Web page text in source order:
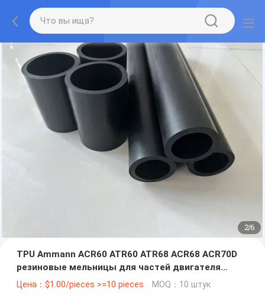
2/6
TPU Ammann ACR60 ATR60 ATR68 ACR68 ACR70D
резиновые мельницы для частей двигателя
Ammann
Цена：$1.00/pieces >=10 pieces MOQ：10 штук